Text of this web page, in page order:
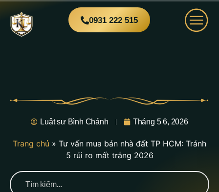
0931 222 515
Luật sư Bình Chánh Tháng 5 6, 2026
Trang chủ » Tư vấn mua bán nhà đất TP HCM: Tránh
5 rủi ro mất trắng 2026